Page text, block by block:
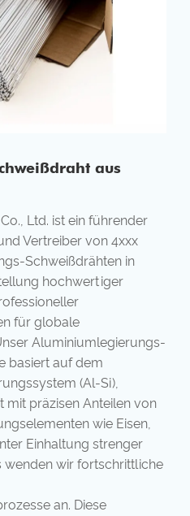
aus
Ltd. ist ein führender
Vertreiber von 4xxx
Schweißdrähten in
hochwertiger
für globale
Aluminiumlegierungs-
basiert auf dem
(Al-Si),
präzisen Anteilen von
wie Eisen,
Einhaltung strenger
wir fortschrittliche
an. Diese